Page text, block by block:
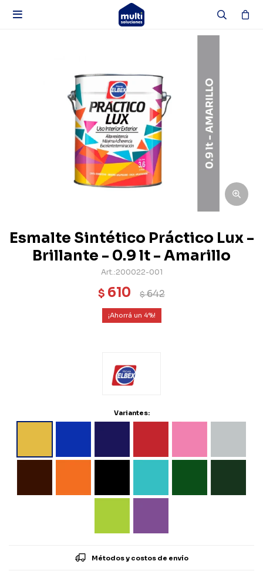

Esmalte Sintético Práctico Lux -
Brillante - 0.9 lt - Amarillo
200022-001
$ 610 $642
4
Variantes:
Métodos y costos de envío